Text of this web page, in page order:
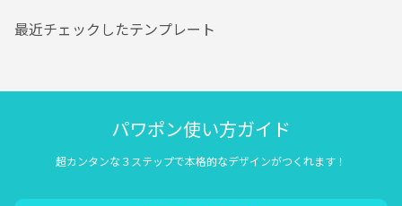
最近チェックしたテンプレート
パワポン使い方ガイド
超カンタンな３ステップで本格的なデザインがつくれます！